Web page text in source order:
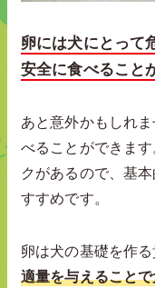
卵には犬にとって
安全に食べること
あと意外かもしれ
べることができま
クがあるので、基
すすめです。
卵は犬の基礎を作
適量を与えること